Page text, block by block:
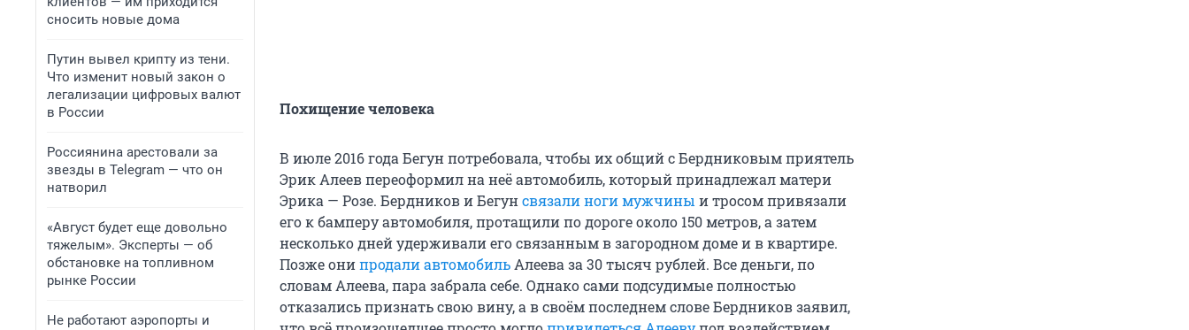
сносить новые дома
Путин вывел крипту из тени.
Что изменит новый закон о
легализации цифровых валют
в России
Россиянина арестовали за
звезды в Telegram — что он
натворил
«Август будет еще довольно
тяжелым». Эксперты — об
обстановке на топливном
рынке России
Не работают аэропорты и
Похищение человека
В июле 2016 года Бегун потребовала, чтобы их общий с Бердниковым приятель
Эрик Алеев переоформил на неё автомобиль, который принадлежал матери
Эрика — Розе. Бердников и Бегунсвязали ноги мужчины и тросом привязали
его к бамперу автомобиля, протащили по дороге около 150 метров, а затем
несколько дней удерживали его связанным в загородном доме и в квартире.
Позже онипродали автомобиль Алеева за 30 тысяч рублей. Все деньги, по
словам Алеева, пара забрала себе. Однако сами подсудимые полностью
отказались признать свою вину, а в своём последнем слове Бердников заявил,